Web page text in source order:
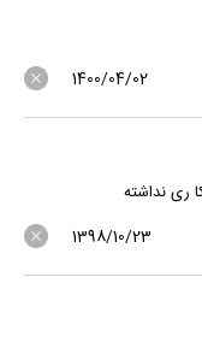
1400/04/02
ری نداشته
1398/10/23